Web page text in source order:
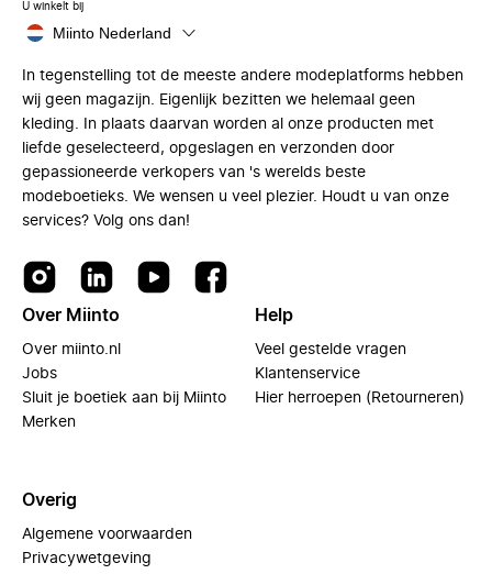
U winkelt bij
Miinto Nederland
In tegenstelling tot de meeste andere modeplatforms hebben
wij geen magazijn. Eigenlijk bezitten we helemaal geen
kleding. In plaats daarvan worden al onze producten met
liefde geselecteerd, opgeslagen en verzonden door
gepassioneerde verkopers van 's werelds beste
modeboetieks. We wensen u veel plezier. Houdt u van onze
services? Volg ons dan!
Over Miinto
Over miinto.nl
Jobs
Sluit je boetiek aan bij Miinto
Merken
Help
Veel gestelde vragen
Klantenservice
Hier herroepen (Retourneren)
Overig
Algemene voorwaarden
Privacywetgeving